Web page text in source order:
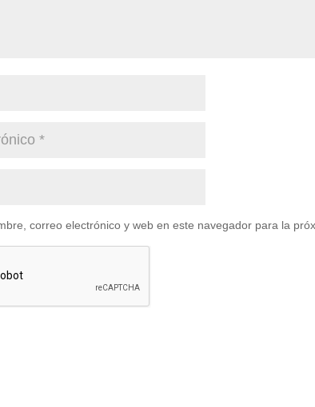
correo electrónico y web en este navegador para la